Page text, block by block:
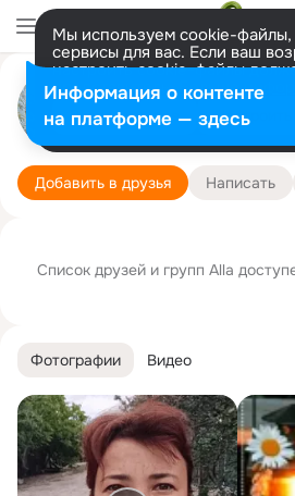
Мы используем cookie-файлы,
сервисы для вас. Если ваш
настроить cookie-файлы
представитель. Больше
Разрешить все Настроить
Alla Palash
13 октября
Добавить в друзья Написать
Фотографии Видео
Список друзей и групп Alla
Информация о контенте
на платформе — здесь